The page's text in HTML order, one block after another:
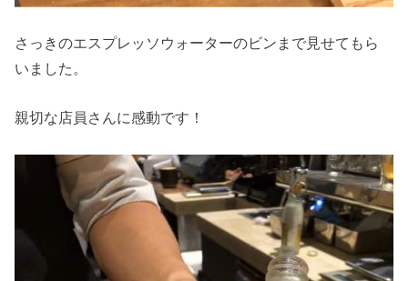
さっきのエスプレッソウォーターのビンまで見せてもら
いました。
親切な店員さんに感動です！